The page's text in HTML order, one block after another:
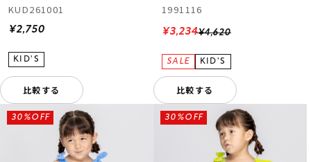
KUD261001
¥2,750
比較する
1991116
¥4,620
¥3,234
比較する
30%OFF 30%OFF